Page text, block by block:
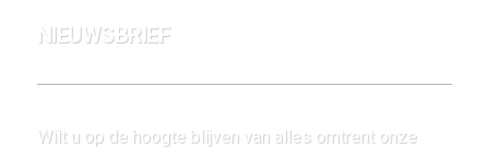
NIEUWSBRIEF
Wilt u op de hoogte blijven van alles omtrent onze